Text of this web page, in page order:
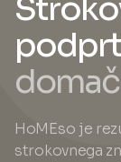
HoMEso je
strokovnega